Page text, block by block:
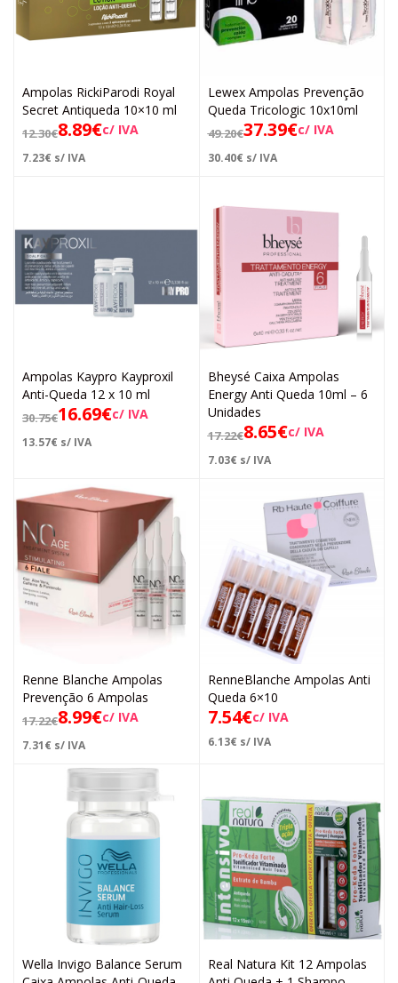
Ampolas RickiParodi Royal
Secret Antiqueda 10×10 ml
12.30€8.89€c/ IVA
7.23€ s/ IVA
Lewex Ampolas Prevenção
Queda Tricologic 10x10ml
49.20€37.39€c/ IVA
30.40€ s/ IVA
Ampolas Kaypro Kayproxil
Anti-Queda 12 x 10 ml
30.75€16.69€c/ IVA
13.57€ s/ IVA
Bheysé Caixa Ampolas
Energy Anti Queda 10ml – 6
Unidades
17.22€8.65€c/ IVA
7.03€ s/ IVA
Renne Blanche Ampolas
Prevenção 6 Ampolas
17.22€8.99€c/ IVA
7.31€ s/ IVA
RenneBlanche Ampolas Anti
Queda 6×10
7.54€c/ IVA
6.13€ s/ IVA
Wella Invigo Balance Serum
Real Natura Kit 12 Ampolas